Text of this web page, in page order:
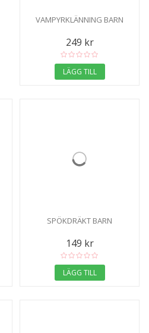
VAMPYRKLÄNNING BARN
249 kr
LÄGG TILL
SPÖKDRÄKT BARN
149 kr
LÄGG TILL